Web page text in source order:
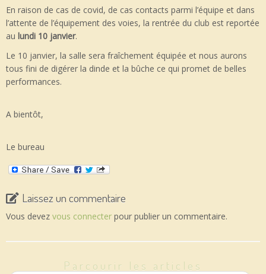
En raison de cas de covid, de cas contacts parmi l’équipe et dans
l’attente de l’équipement des voies, la rentrée du club est reportée
au lundi 10 janvier.
Le 10 janvier, la salle sera fraîchement équipée et nous aurons
tous fini de digérer la dinde et la bûche ce qui promet de belles
performances.
A bientôt,
Le bureau
Laissez un commentaire
Vous devez vous connecter pour publier un commentaire.
Parcourir les articles